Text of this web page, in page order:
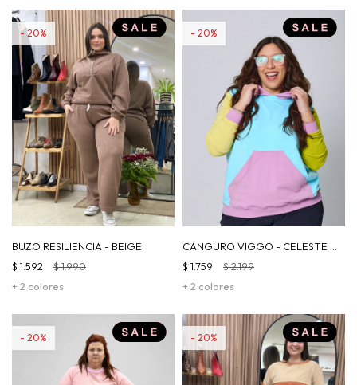
BUZO RESILIENCIA - BEIGE
+ 2 colores
$ 1.592 $1.990
20
CANGURO VIGGO - CELESTE |
LILA
+ 2 colores
$ 1.759 $2.199
20
20 20